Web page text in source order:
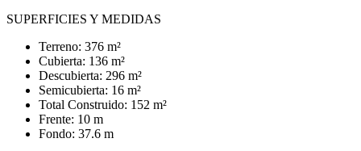
SUPERFICIES Y MEDIDAS
Terreno: 376 m²
Cubierta: 136 m²
Descubierta: 296 m²
Semicubierta: 16 m²
Total Construido: 152 m²
Frente: 10 m
Fondo: 37.6 m